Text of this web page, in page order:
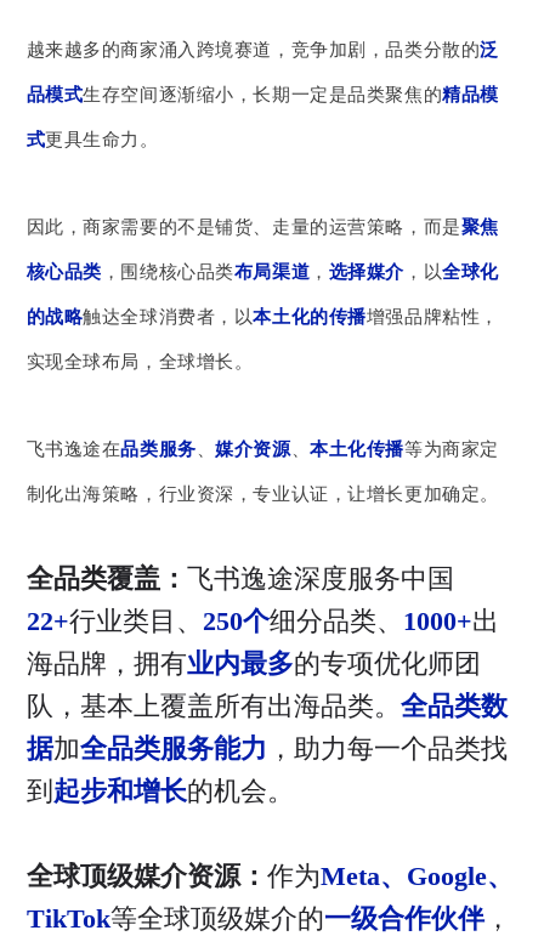
越来越多的商家涌入跨境赛道，竞争加剧，品类分散的泛
品模式生存空间逐渐缩小，长期一定是品类聚焦的精品模
式更具生命力。
因此，商家需要的不是铺货、走量的运营策略，而是聚焦
核心品类 ，围绕核心品类布局渠道 ， 选择媒介 ，以全球化
的战略触达全球消费者，以本土化的传播增强品牌粘性，
实现全球布局，全球增长。
飞书逸途在品类服务 、媒介资源 、本土化传播等为商家定
制化出海策略，行业资深，专业认证，让增长更加确定。
全品类覆盖： 飞书逸途深度服务中国
22+行业类目、 250个细分品类、 1000+出
海品牌，拥有业内最多的专项优化师团
队，基本上覆盖所有出海品类。 全品类数
据加全品类服务能力 ，助力每一个品类找
到 起步和增长的机会。
全球顶级媒介资源： 作为Meta、Google、
TikTok等全球顶级媒介的一级合作伙伴，